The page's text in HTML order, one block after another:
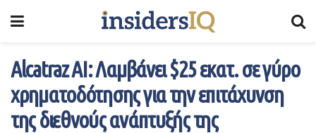
Alcatraz AI: Λαμβάνει $25 εκατ. σε γύρο
χρηματοδότησης για την επιτάχυνση
της διεθνούς ανάπτυξής της